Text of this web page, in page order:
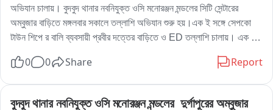
অভিযান চালায়। বুদবুদ থানার নবনিযুক্ত ওসি মনোরঞ্জন মন্ডলের সিটি সেন্টারের
অম্বুজার বাড়িতে মঙ্গলবার সকালে তল্লাশি অভিযান শুরু হয়।এক ই সঙ্গে সেপকো
টাউন শিপে র বালি ব্যবসায়ী প্রবীর দত্তের বাড়িতে ও ED তল্লাশি চালায়। এক ই
অভিযোগে এই তল্লাশি অভিযান বলে সূত্রের খবর। পশ্চিম বর্ধমান জেলার বিভিন্ন
0 0 Share Report
বুদবুদ থানার নবনিযুক্ত ওসি মনোরঞ্জন মন্ডলের  দুর্গাপুরের অম্বুজার